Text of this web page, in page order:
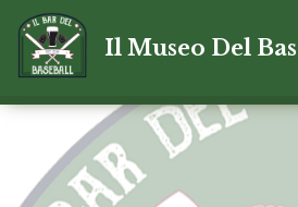
Il Museo Del